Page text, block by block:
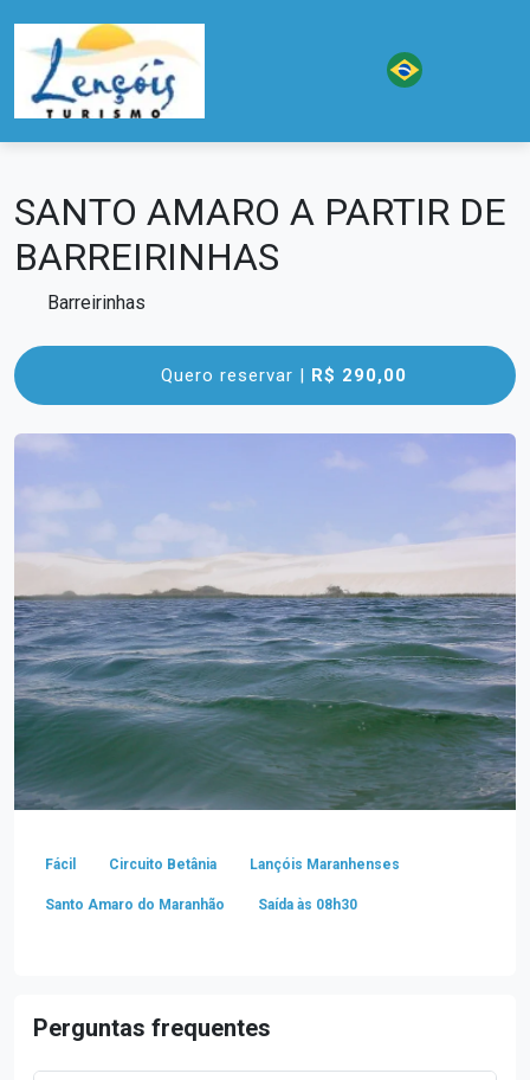
SANTO AMARO A PARTIR DE
BARREIRINHAS
Barreirinhas
Quero reservar | R$ 290,00
Fácil Circuito Betânia Lançóis Maranhenses
Santo Amaro do Maranhão Saída às 08h30
Perguntas frequentes